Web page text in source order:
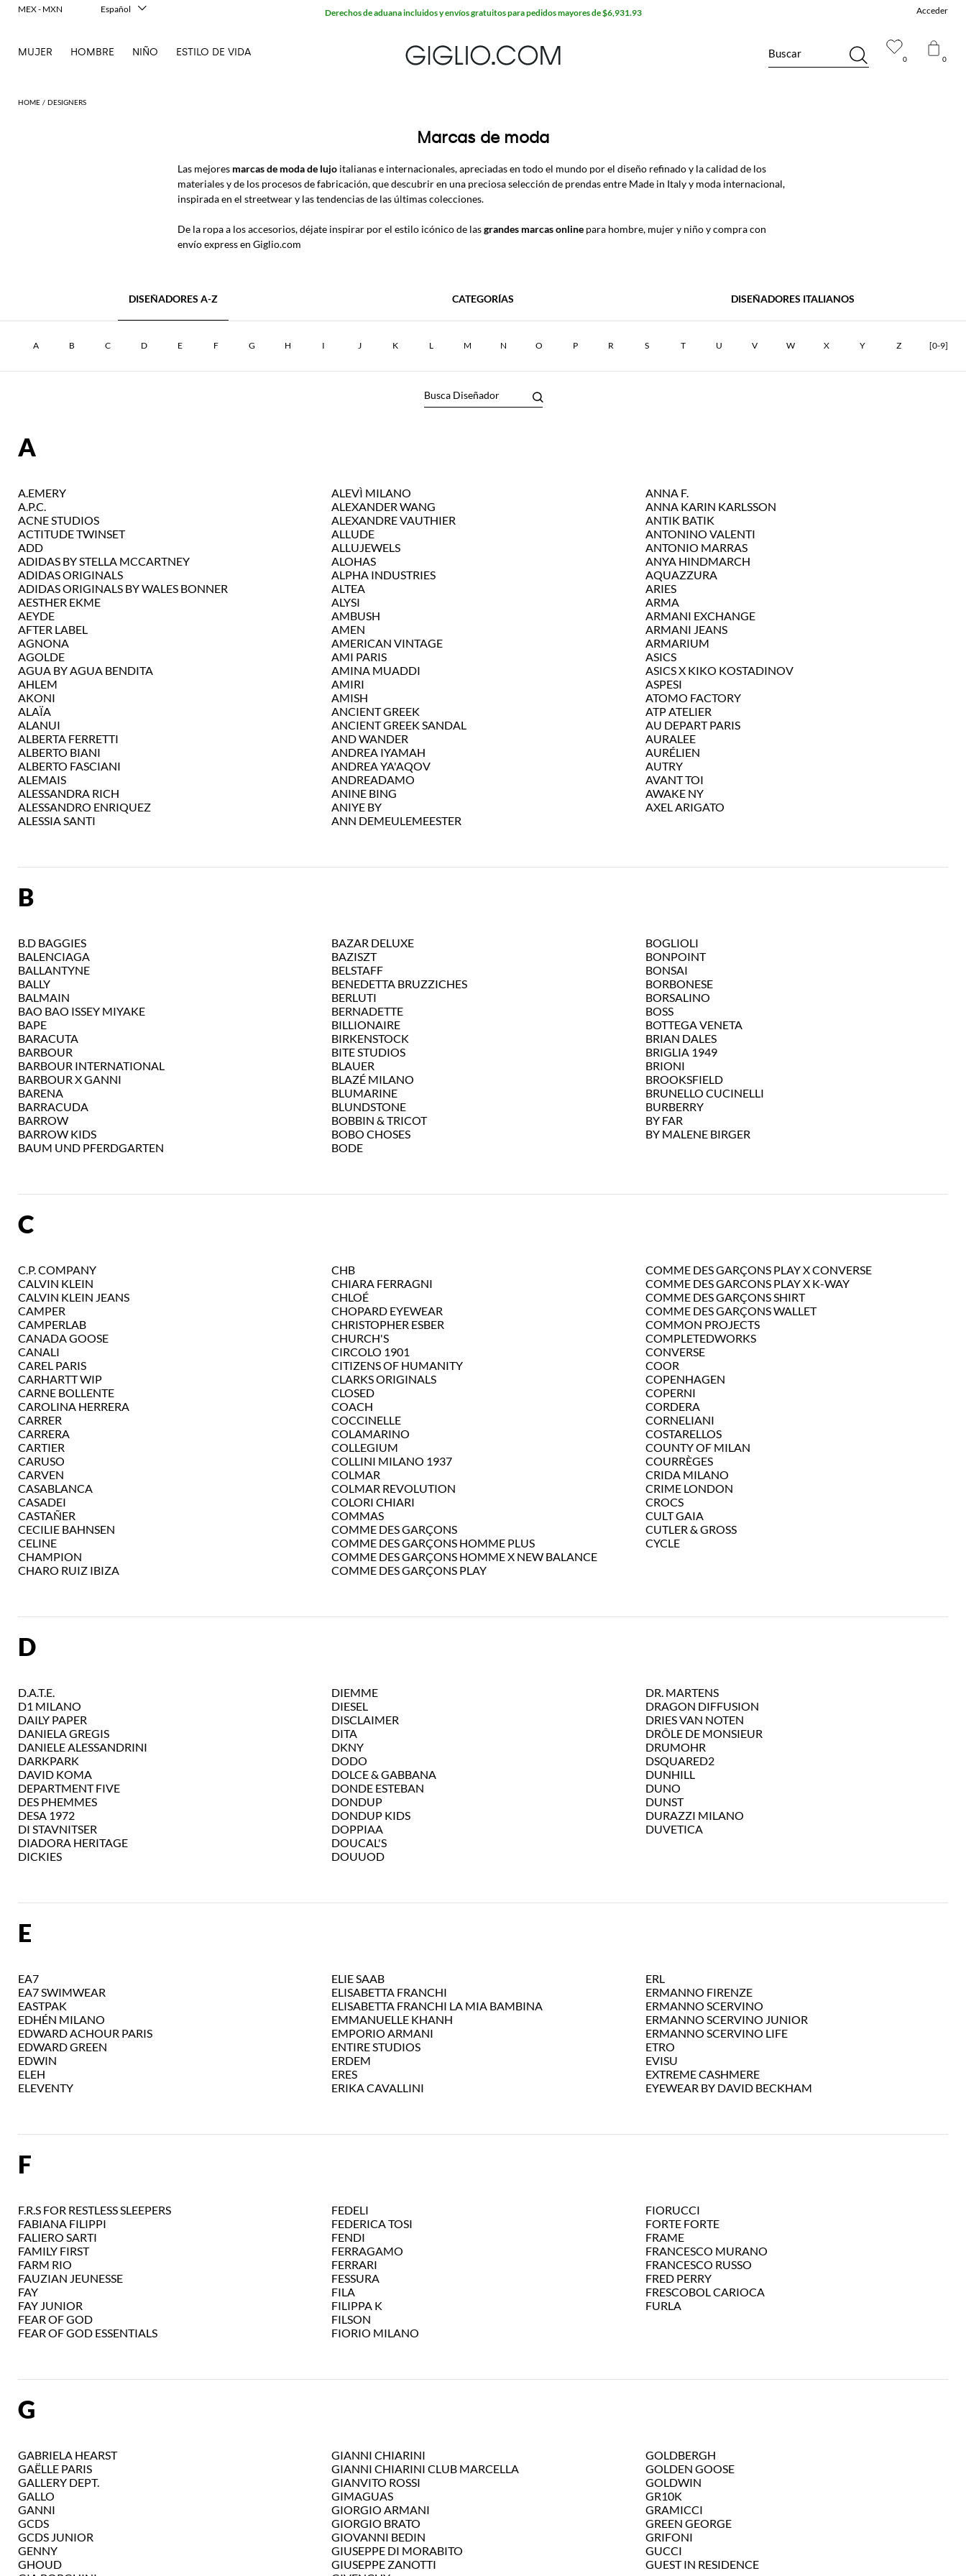
DESIGNERS
Marcas de moda
Las mejores marcas de moda de lujo italianas e internacionales, apreciadas en todo el mundo por el diseño refinado y la calidad de los
materiales y de los procesos de fabricación, que descubrir en una preciosa selección de prendas entre Made in Italy y moda internacional,
inspirada en el streetwear y las tendencias de las últimas colecciones.
De la ropa a los accesorios, déjate inspirar por el estilo icónico de lasgrandes marcas online para hombre, mujery niñoy compra con
envío express en Giglio.com
DISEÑADORES A-Z
A B C D E F G H I J K L M N O P R S T U V W X Y Z [0-9]
CATEGORÍAS DISEÑADORES ITALIANOS
A
A.EMERY
A.P.C.
ACNE STUDIOS
ACTITUDE TWINSET
ADD
ADIDAS BY STELLA MCCARTNEY
ADIDAS ORIGINALS
ADIDAS ORIGINALS BY WALES BONNER
AESTHER EKME
AEYDE
AFTER LABEL
AGNONA
AGOLDE
AGUA BY AGUA BENDITA
AHLEM
AKONI
ALAÏA
ALANUI
ALBERTA FERRETTI
ALBERTO BIANI
ALBERTO FASCIANI
ALEMAIS
ALESSANDRA RICH
ALESSANDRO ENRIQUEZ
ALESSIA SANTI
ALEVÌ MILANO
ALEXANDER WANG
ALEXANDRE VAUTHIER
ALLUDE
ALLUJEWELS
ALOHAS
ALPHA INDUSTRIES
ALTEA
ALYSI
AMBUSH
AMEN
AMERICAN VINTAGE
AMI PARIS
AMINA MUADDI
AMIRI
AMISH
ANCIENT GREEK
ANCIENT GREEK SANDAL
AND WANDER
ANDREA IYAMAH
ANDREA YA'AQOV
ANDREADAMO
ANINE BING
ANIYE BY
ANN DEMEULEMEESTER
ANNA F.
ANNA KARIN KARLSSON
ANTIK BATIK
ANTONINO VALENTI
ANTONIO MARRAS
ANYA HINDMARCH
AQUAZZURA
ARIES
ARMA
ARMANI EXCHANGE
ARMANI JEANS
ARMARIUM
ASICS
ASICS X KIKO KOSTADINOV
ASPESI
ATOMO FACTORY
ATP ATELIER
AU DEPART PARIS
AURALEE
AURÉLIEN
AUTRY
AVANT TOI
AWAKE NY
AXEL ARIGATO
B
B.D BAGGIES
BALENCIAGA
BALLANTYNE
BALLY
BALMAIN
BAO BAO ISSEY MIYAKE
BAPE
BARACUTA
BARBOUR
BARBOUR INTERNATIONAL
BARBOUR X GANNI
BARENA
BARRACUDA
BARROW
BARROW KIDS
BAUM UND PFERDGARTEN
BAZAR DELUXE
BAZISZT
BELSTAFF
BENEDETTA BRUZZICHES
BERLUTI
BERNADETTE
BILLIONAIRE
BIRKENSTOCK
BITE STUDIOS
BLAUER
BLAZÉ MILANO
BLUMARINE
BLUNDSTONE
BOBBIN & TRICOT
BOBO CHOSES
BODE
BOGLIOLI
BONPOINT
BONSAI
BORBONESE
BORSALINO
BOSS
BOTTEGA VENETA
BRIAN DALES
BRIGLIA 1949
BRIONI
BROOKSFIELD
BRUNELLO CUCINELLI
BURBERRY
BY FAR
BY MALENE BIRGER
C
C.P. COMPANY
CALVIN KLEIN
CALVIN KLEIN JEANS
CAMPER
CAMPERLAB
CANADA GOOSE
CANALI
CAREL PARIS
CARHARTT WIP
CARNE BOLLENTE
CAROLINA HERRERA
CARRER
CARRERA
CARTIER
CARUSO
CARVEN
CASABLANCA
CASADEI
CASTAÑER
CECILIE BAHNSEN
CELINE
CHAMPION
CHARO RUIZ IBIZA
CHB
CHIARA FERRAGNI
CHLOÉ
CHOPARD EYEWEAR
CHRISTOPHER ESBER
CHURCH'S
CIRCOLO 1901
CITIZENS OF HUMANITY
CLARKS ORIGINALS
CLOSED
COACH
COCCINELLE
COLAMARINO
COLLEGIUM
COLLINI MILANO 1937
COLMAR
COLMAR REVOLUTION
COLORI CHIARI
COMMAS
COMME DES GARÇONS
COMME DES GARÇONS HOMME PLUS
COMME DES GARÇONS HOMME X NEW BALANCE
COMME DES GARÇONS PLAY
COMME DES GARÇONS PLAY X CONVERSE
COMME DES GARCONS PLAY X K-WAY
COMME DES GARÇONS SHIRT
COMME DES GARÇONS WALLET
COMMON PROJECTS
COMPLETEDWORKS
CONVERSE
COOR
COPENHAGEN
COPERNI
CORDERA
CORNELIANI
COSTARELLOS
COUNTY OF MILAN
COURRÈGES
CRIDA MILANO
CRIME LONDON
CROCS
CULT GAIA
CUTLER & GROSS
CYCLE
D
D.A.T.E.
D1 MILANO
DAILY PAPER
DANIELA GREGIS
DANIELE ALESSANDRINI
DARKPARK
DAVID KOMA
DEPARTMENT FIVE
DES PHEMMES
DESA 1972
DI STAVNITSER
DIADORA HERITAGE
DICKIES
DIEMME
DIESEL
DISCLAIMER
DITA
DKNY
DODO
DOLCE & GABBANA
DONDE ESTEBAN
DONDUP
DONDUP KIDS
DOPPIAA
DOUCAL'S
DOUUOD
DR. MARTENS
DRAGON DIFFUSION
DRIES VAN NOTEN
DRÔLE DE MONSIEUR
DRUMOHR
DSQUARED2
DUNHILL
DUNO
DUNST
DURAZZI MILANO
DUVETICA
E
EA7
EA7 SWIMWEAR
EASTPAK
EDHÉN MILANO
EDWARD ACHOUR PARIS
EDWARD GREEN
EDWIN
ELEH
ELEVENTY
ELIE SAAB
ELISABETTA FRANCHI
ELISABETTA FRANCHI LA MIA BAMBINA
EMMANUELLE KHANH
EMPORIO ARMANI
ENTIRE STUDIOS
ERDEM
ERES
ERIKA CAVALLINI
ERL
ERMANNO FIRENZE
ERMANNO SCERVINO
ERMANNO SCERVINO JUNIOR
ERMANNO SCERVINO LIFE
ETRO
EVISU
EXTREME CASHMERE
EYEWEAR BY DAVID BECKHAM
F
F.R.S FOR RESTLESS SLEEPERS
FABIANA FILIPPI
FALIERO SARTI
FAMILY FIRST
FARM RIO
FAUZIAN JEUNESSE
FAY
FAY JUNIOR
FEAR OF GOD
FEAR OF GOD ESSENTIALS
FEDELI
FEDERICA TOSI
FENDI
FERRAGAMO
FERRARI
FESSURA
FILA
FILIPPA K
FILSON
FIORIO MILANO
FIORUCCI
FORTE FORTE
FRAME
FRANCESCO MURANO
FRANCESCO RUSSO
FRED PERRY
FRESCOBOL CARIOCA
FURLA
G
GABRIELA HEARST
GAËLLE PARIS
GALLERY DEPT.
GALLO
GANNI
GCDS
GCDS JUNIOR
GENNY
GHOUD
GIANNI CHIARINI
GIANNI CHIARINI CLUB MARCELLA
GIANVITO ROSSI
GIMAGUAS
GIORGIO ARMANI
GIORGIO BRATO
GIOVANNI BEDIN
GIUSEPPE DI MORABITO
GIUSEPPE ZANOTTI
GOLDBERGH
GOLDEN GOOSE
GOLDWIN
GR10K
GRAMICCI
GREEN GEORGE
GRIFONI
GUCCI
GUEST IN RESIDENCE
0 0
Buscar
Acceder
MUJER HOMBRE NIÑO ESTILO DE VIDA
Derechos de aduana incluidos y envíos gratuitos para pedidos mayores de $6,931.93
MEX - MXN
Español
Français